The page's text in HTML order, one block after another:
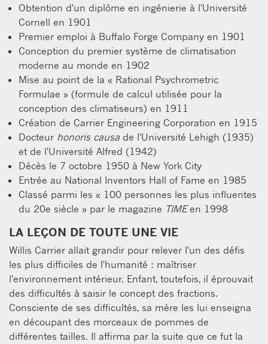
Obtention d'un diplôme en ingénierie à l'Université
Cornell en 1901
Premier emploi à Buffalo Forge Company en 1901
Conception du premier système de climatisation
moderne au monde en 1902
Mise au point de la « Rational Psychrometric
Formulae » (formule de calcul utilisée pour la
conception des climatiseurs) en 1911
Création de Carrier Engineering Corporation en 1915
Docteur honoris causa de l'Université Lehigh (1935)
et de l'Université Alfred (1942)
Décès le 7 octobre 1950 à New York City
Entrée au National Inventors Hall of Fame en 1985
Classé parmi les « 100 personnes les plus influentes
du 20e siècle » par le magazine TIMEen 1998
LA LEÇON DE TOUTE UNE VIE
Willis Carrier allait grandir pour relever l'un des défis
les plus difficiles de l'humanité : maîtriser
l'environnement intérieur. Enfant, toutefois, il éprouvait
des difficultés à saisir le concept des fractions.
Consciente de ses difficultés, sa mère les lui enseigna
en découpant des morceaux de pommes de
différentes tailles. Il affirma par la suite que ce fut la